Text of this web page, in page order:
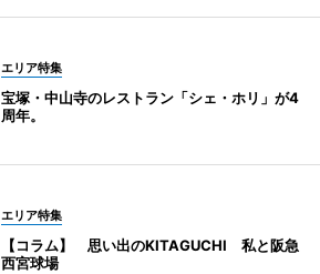
エリア特集
宝塚・中山寺のレストラン「シェ・ホリ」が4
周年。
エリア特集
【コラム】 思い出のKITAGUCHI 私と阪急
西宮球場